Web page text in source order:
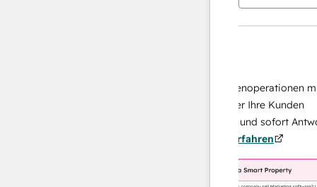
Skalieren Sie Ihrer Datenoperationen mit
KI-gestützten Agent, der Ihre Kunden
recherchiert, analysiert und sofort Antworten
Mehr erfahren